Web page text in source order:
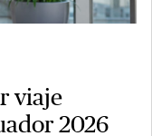
viaje
2026